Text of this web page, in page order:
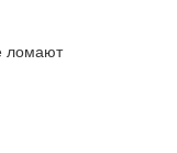
ломают